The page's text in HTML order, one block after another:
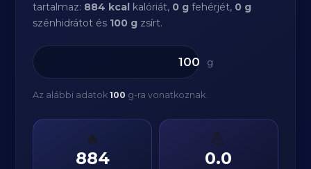
tartalmaz: 884 kcal kalóriát, 0 g fehérjét, 0 g
szénhidrátot és 100 g zsírt.
g
Az alábbi adatok100 g-ra vonatkoznak.
🔥
884
💪
0.0